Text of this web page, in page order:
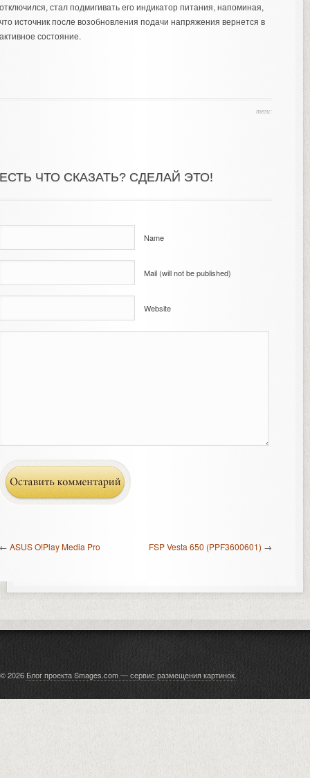
стал подмигивать его индикатор питания, напоминая,
источник после возобновления подачи напряжения вернется в
состояние.
теги:
ЧТО СКАЗАТЬ? СДЕЛАЙ ЭТО!
Name
Mail (will not be published)
Website
ASUS O!Play Media Pro FSP Vesta 650 (PPF3600601) →
© 2026 Блог проекта Smages.com — сервис размещения картинок.